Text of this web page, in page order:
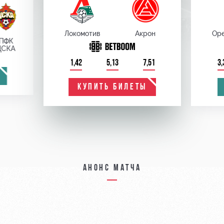
Локомотив Акрон
1,42 5,13 7,51
КУПИТЬ БИЛЕТЫ
Анонс матча